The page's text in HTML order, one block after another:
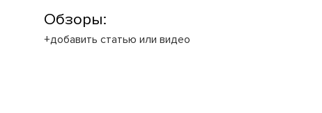
Обзоры:
+добавить статью или видео